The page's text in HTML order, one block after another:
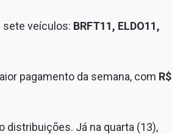
sete veículos: BRFT11, ELDO11,
pagamento da semana, com R$
distribuições. Já na quarta (13),